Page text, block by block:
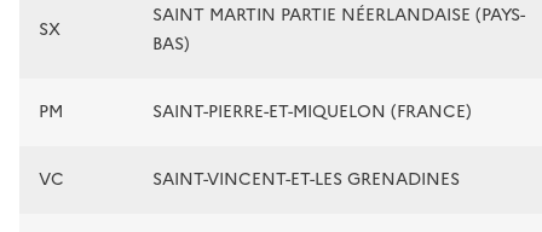
SX
SAINT MARTIN PARTIE NÉERLANDAISE (PAYS-
BAS)
PM SAINT-PIERRE-ET-MIQUELON (FRANCE)
VC SAINT-VINCENT-ET-LES GRENADINES